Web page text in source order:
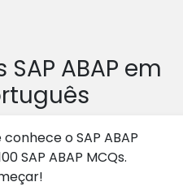
ABAP em
o SAP ABAP
SAP ABAP MCQs.